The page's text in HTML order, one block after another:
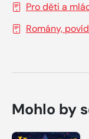
Pro děti a
Romány,
Mohlo by